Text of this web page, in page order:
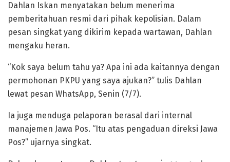
Dahlan Iskan menyatakan belum menerima
pemberitahuan resmi dari pihak kepolisian. Dalam
pesan singkat yang dikirim kepada wartawan, Dahlan
mengaku heran.
“Kok saya belum tahu ya? Apa ini ada kaitannya dengan
permohonan PKPU yang saya ajukan?” tulis Dahlan
lewat pesan WhatsApp, Senin (7/7).
Ia juga menduga pelaporan berasal dari internal
manajemen Jawa Pos. “Itu atas pengaduan direksi Jawa
Pos?” ujarnya singkat.